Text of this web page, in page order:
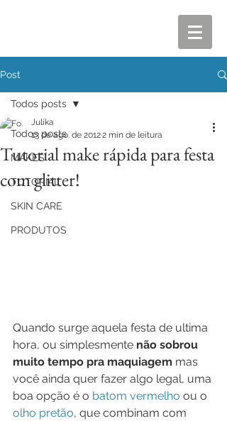
Post
Todos posts
MAKES
TUTORIAL
SKIN CARE
PRODUTOS
Todos posts
Tutorial make rápida para festa
com glitter!
Julika
13 de ago. de 20122 min de leitura
Quando surge aquela festa de ultima
hora, ou simplesmente não sobrou
muito tempo pra maquiagem mas
você ainda quer fazer algo legal, uma
boa opção é o batom vermelho ou o
olho pretão, que combinam com